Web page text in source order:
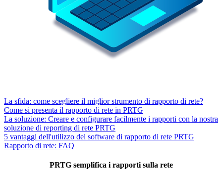
La sfida: come scegliere il miglior strumento di rapporto di rete?
Come si presenta il rapporto di rete in PRTG
La soluzione: Creare e configurare facilmente i rapporti con la nostra
soluzione di reporting di rete PRTG
5 vantaggi dell'utilizzo del software di rapporto di rete PRTG
Rapporto di rete: FAQ
PRTG semplifica i rapporti sulla rete